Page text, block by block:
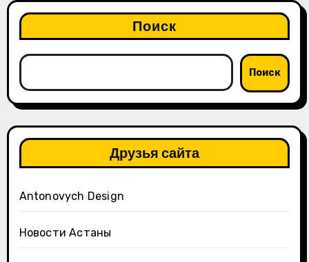
Поиск
Поиск
Друзья сайта
Antonovych Design
Новости Астаны